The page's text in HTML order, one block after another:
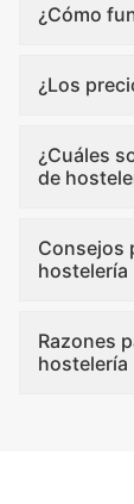
¿Cómo
¿Los
¿Cuáles
de
Consejos
hostelería
Razones
hostelería